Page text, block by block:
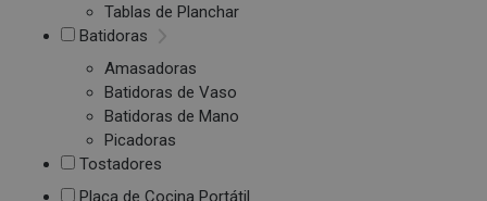
Tablas de Planchar
Batidoras
Amasadoras
Batidoras de Vaso
Batidoras de Mano
Picadoras
Tostadores
Placa de Cocina Portátil